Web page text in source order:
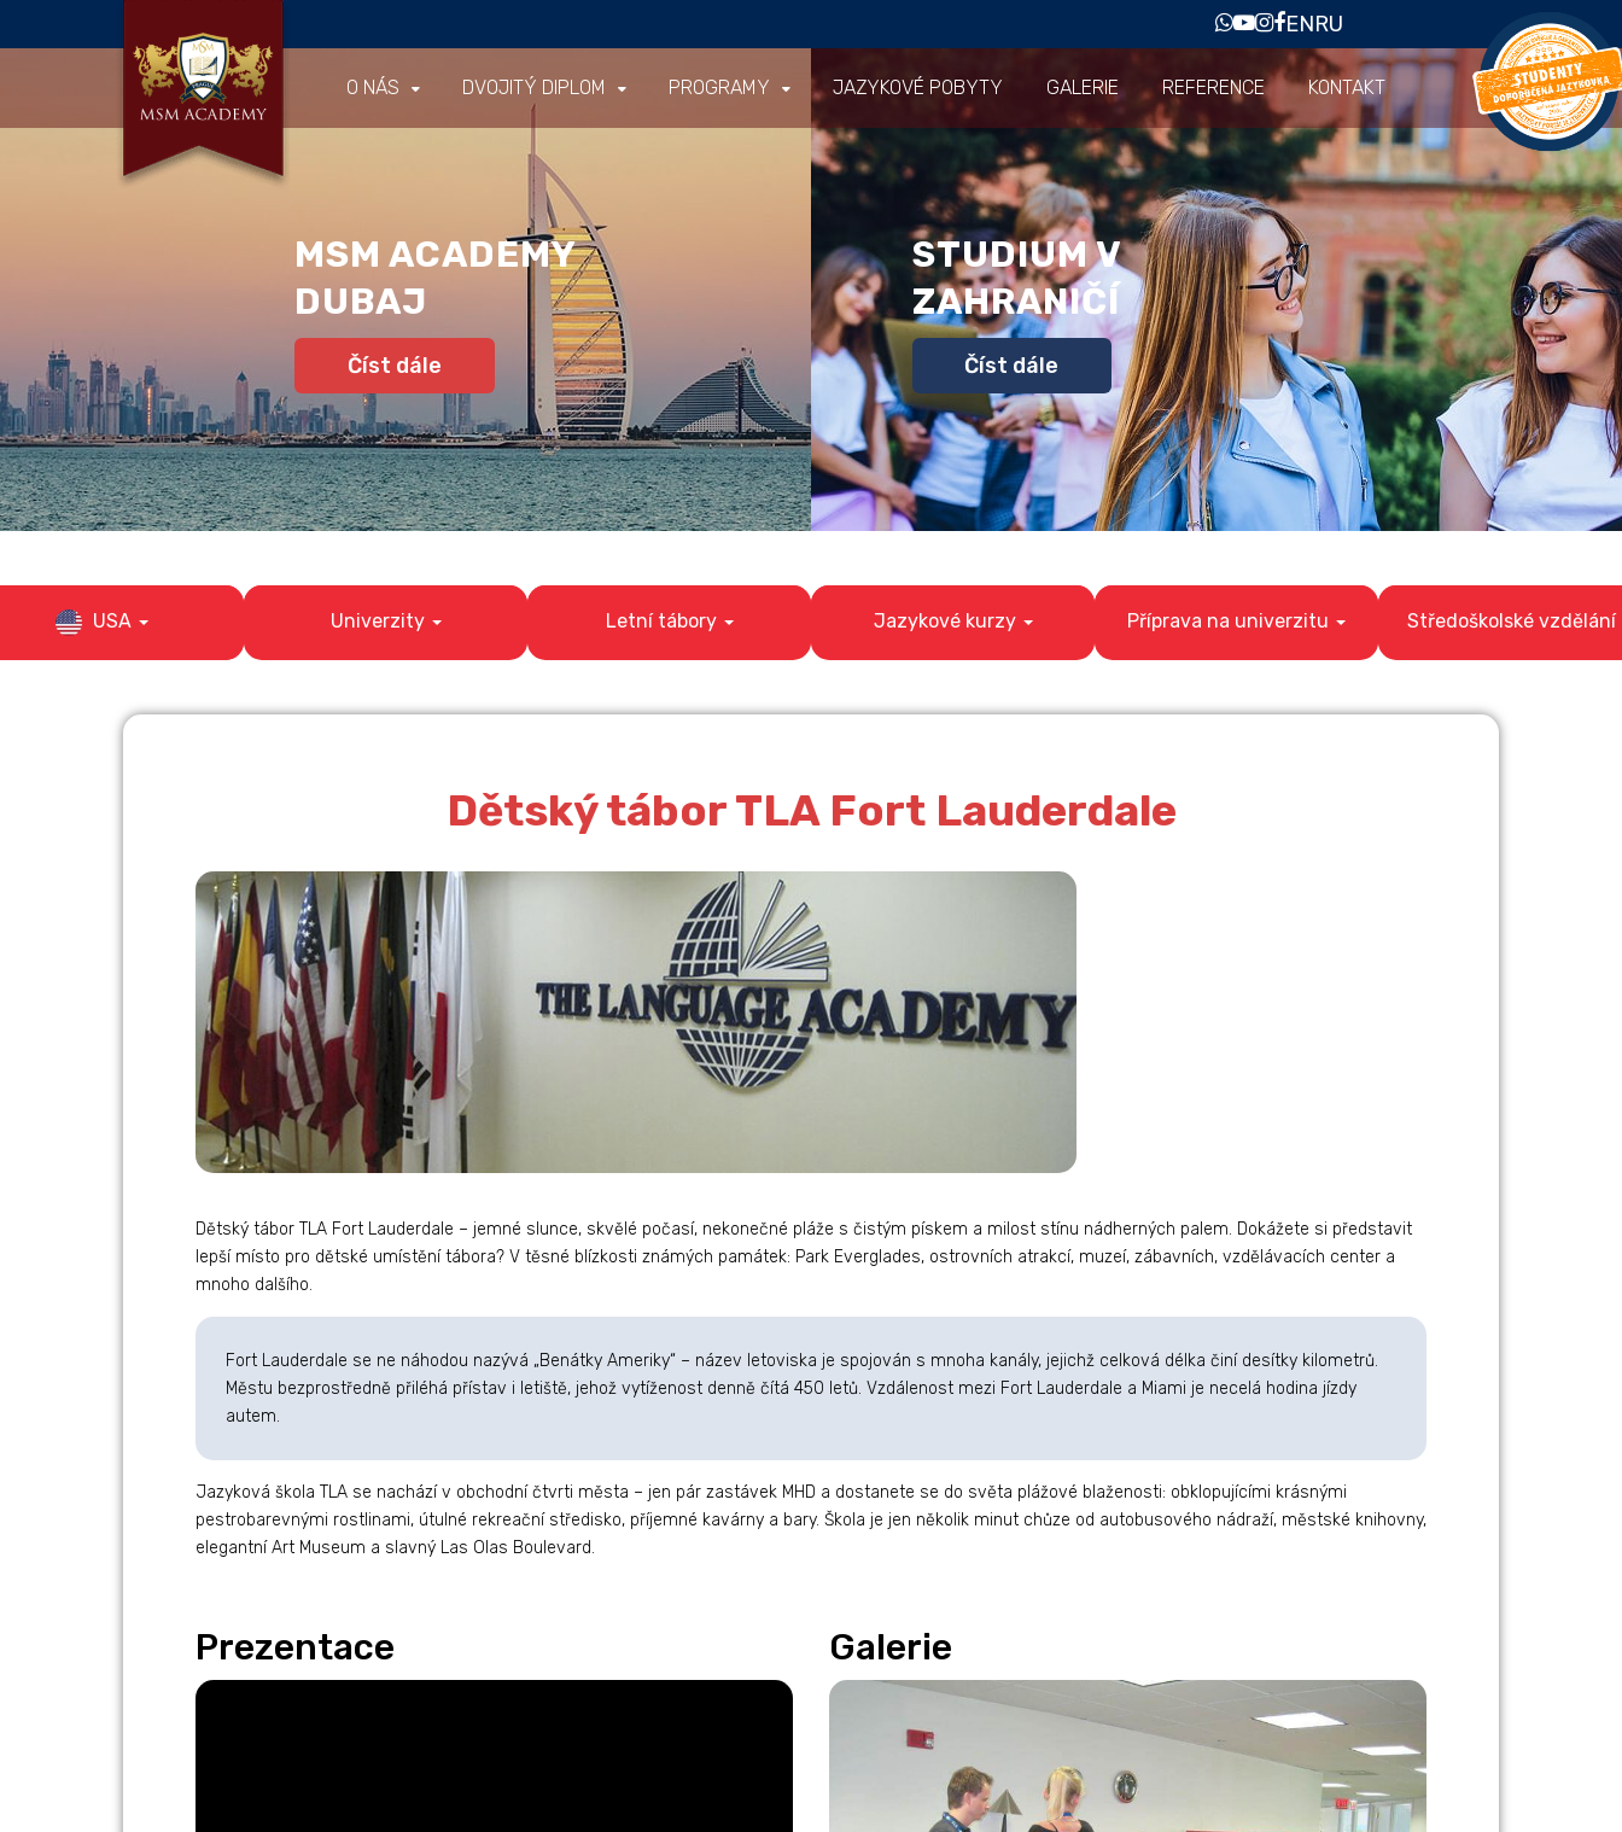
ENRU
O NÁS DVOJITÝ DIPLOM PROGRAMY JAZYKOVÉ POBYTY GALERIE REFERENCE KONTAKT
MSM ACADEMY
DUBAJ
Číst dále
STUDIUM V
ZAHRANIČÍ
Číst dále
USA Univerzity Letní tábory Jazykové kurzy Příprava na univerzitu Středoškolské vzdělání
Dětský tábor TLA Fort Lauderdale
Dětský tábor TLA Fort Lauderdale – jemné slunce, skvělé počasí, nekonečné pláže s čistým pískem a milost stínu nádherných palem. Dokážete si představit
lepší místo pro dětské umístění tábora? V těsné blízkosti známých památek: Park Everglades, ostrovních atrakcí, muzeí, zábavních, vzdělávacích center a
mnoho dalšího.
Fort Lauderdale se ne náhodou nazývá „Benátky Ameriky“ – název letoviska je spojován s mnoha kanály, jejichž celková délka činí desítky kilometrů.
Městu bezprostředně přiléhá přístav i letiště, jehož vytíženost denně čítá 450 letů. Vzdálenost mezi Fort Lauderdale a Miami je necelá hodina jízdy
autem.
Jazyková škola TLA se nachází v obchodní čtvrti města – jen pár zastávek MHD a dostanete se do světa plážové blaženosti: obklopujícími krásnými
pestrobarevnými rostlinami, útulné rekreační středisko, příjemné kavárny a bary. Škola je jen několik minut chůze od autobusového nádraží, městské knihovny,
elegantní Art Museum a slavný Las Olas Boulevard.
Prezentace Galerie